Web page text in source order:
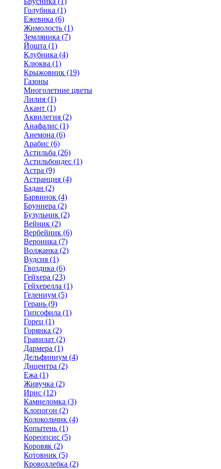
Голубика (1)
Ежевика (6)
Жимолость (1)
Земляника (7)
Йошта (1)
Клубника (4)
Клюква (1)
Крыжовник (19)
Газоны
Многолетние цветы
Лилия (1)
Акант (1)
Аквилегия (2)
Анафалис (1)
Анемона (6)
Арабис (6)
Астильба (26)
Астильбоидес (1)
Астра (9)
Астранция (4)
Бадан (2)
Барвинок (4)
Бруннера (2)
Бузульник (2)
Вейник (2)
Вербейник (6)
Вероника (7)
Волжанка (2)
Вудсия (1)
Гвоздика (6)
Гейхера (23)
Гейхерелла (1)
Гелениум (5)
Герань (9)
Гипсофила (1)
Горец (1)
Горянка (2)
Гравилат (2)
Дармера (1)
Дельфиниум (4)
Дицентра (2)
Ежа (1)
Живучка (2)
Ирис (12)
Камнеломка (3)
Клопогон (2)
Колокольчик (4)
Копытень (1)
Кореопсис (5)
Коровяк (2)
Котовник (5)
Кровохлебка (2)